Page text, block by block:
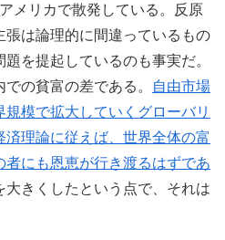
メリカで散発している。反原
は論理的に間違っているもの
を提起しているのも事実だ。
の貧富の差である。
自由市場
模で拡大していくグローバリ
理論に従えば、世界全体の富
にも恩恵が行き渡るはずであ
大きくしたという点で、それは